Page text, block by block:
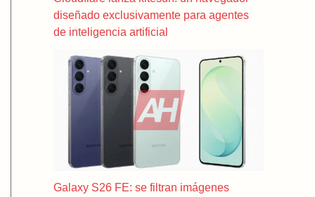
diseñado exclusivamente para agentes
de inteligencia artificial
Galaxy S26 FE: se filtran imágenes